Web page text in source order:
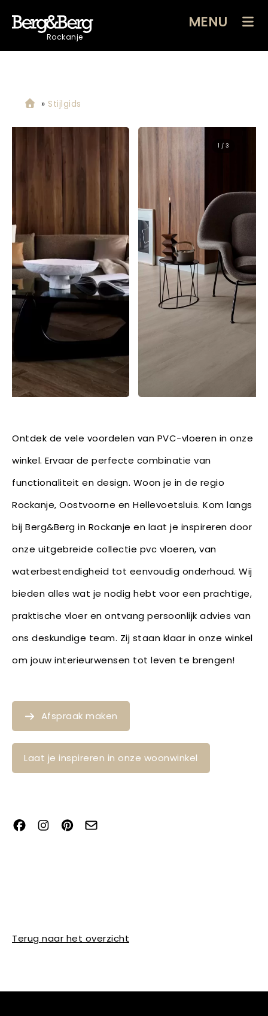
Rockanje
MENU
» Stijlgids
2 / 3
Ontdek de vele voordelen van PVC-vloeren in onze
winkel. Ervaar de perfecte combinatie van
functionaliteit en design. Woon je in de regio
Rockanje, Oostvoorne en Hellevoetsluis. Kom langs
bij Berg&Berg in Rockanje en laat je inspireren door
onze uitgebreide collectie pvc vloeren, van
waterbestendigheid tot eenvoudig onderhoud. Wij
bieden alles wat je nodig hebt voor een prachtige,
praktische vloer en ontvang persoonlijk advies van
ons deskundige team. Zij staan klaar in onze winkel
om jouw interieurwensen tot leven te brengen!
Afspraak maken
Laat je inspireren in onze woonwinkel
Terug naar het overzicht